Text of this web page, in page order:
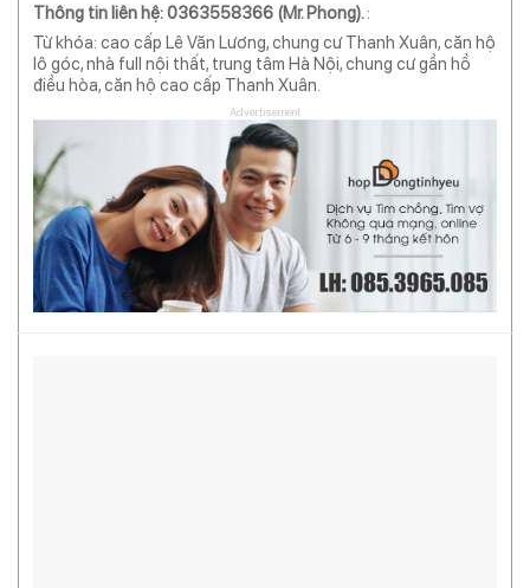
Thông tin liên hệ: 0363558366 (Mr. Phong).:
Từ khóa: cao cấp Lê Văn Lương, chung cư Thanh Xuân, căn hộ
lô góc, nhà full nội thất, trung tâm Hà Nội, chung cư gần hồ
điều hòa, căn hộ cao cấp Thanh Xuân.
Advertisement